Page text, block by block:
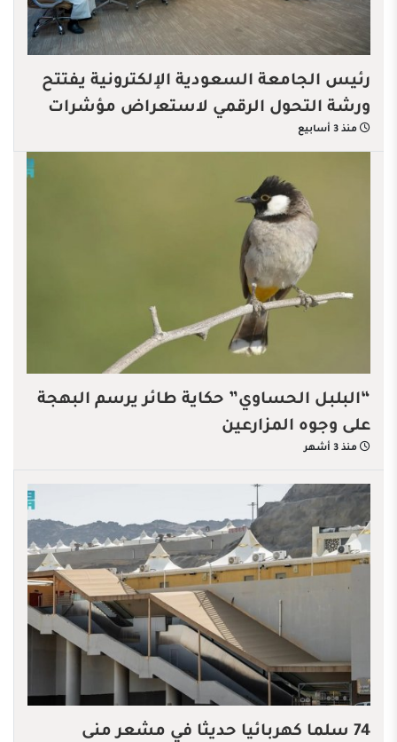
رئيس الجامعة السعودية الإلكترونية يفتتح
ورشة التحول الرقمي لاستعراض مؤشرات
الأداء الرقمية
منذ 3 أسابيع
“البلبل الحساوي” حكاية طائر يرسم البهجة
على وجوه المزارعين
منذ 3 أشهر
74 سلما كهربائيا حديثا في مشعر منى